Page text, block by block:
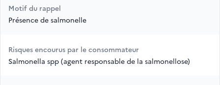
Motif du rappel
Présence de salmonelle
Risques encourus par le consommateur
Salmonella spp (agent responsable de la salmonellose)